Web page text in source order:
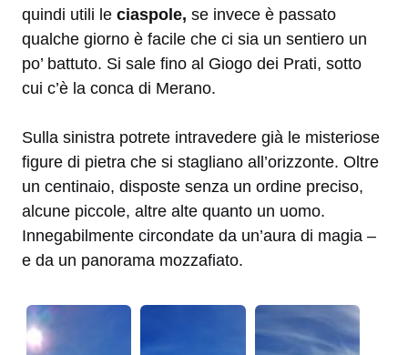
quindi utili le ciaspole, se invece è passato
qualche giorno è facile che ci sia un sentiero un
po’ battuto. Si sale fino al Giogo dei Prati, sotto
cui c’è la conca di Merano.
Sulla sinistra potrete intravedere già le misteriose
figure di pietra che si stagliano all’orizzonte. Oltre
un centinaio, disposte senza un ordine preciso,
alcune piccole, altre alte quanto un uomo.
Innegabilmente circondate da un’aura di magia –
e da un panorama mozzafiato.